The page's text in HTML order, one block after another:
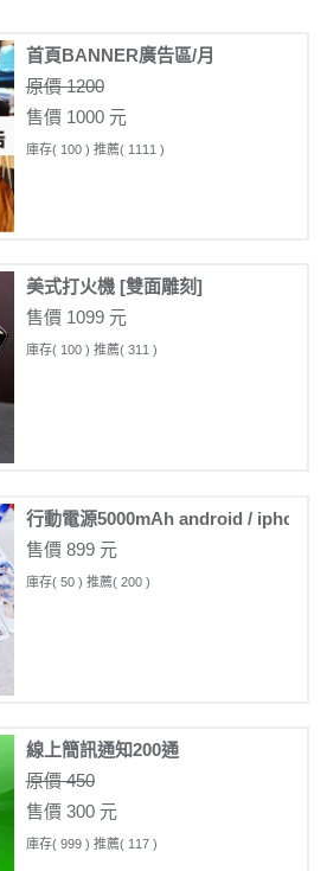
首頁BANNER廣告區/月
原價 1200
售價 1000 元
庫存( 100 ) 推薦( 1111 )
美式打火機 [雙面雕刻]
售價 1099 元
庫存( 100 ) 推薦( 311 )
行動電源5000mAh android / iphone
售價 899 元
庫存( 50 ) 推薦( 200 )
線上簡訊通知200通
原價 450
售價 300 元
庫存( 999 ) 推薦( 117 )